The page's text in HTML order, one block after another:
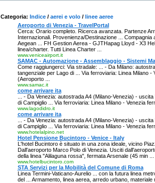
Categoria: Indice / aerei e volo / linee aeree
Aeroporto di Venezia - TravelPortal
Cerca: Orario completo. Ricerca avanzata. Partenze
Internazionali. Provenienza/Destinazione ... Compagnia
Aegean ... FH Gestion Aerea - GJTHapag Lloyd - X3
linea/charter. Tutti Linea Charter ...
www.veniceairport.it
SAMAC - Automazione - Assemblaggio - Sistemi
Come raggiungerci: Via stradale: ... - Da Milano:
tangenziale per Lago di ... Via ferroviaria: Linea Milano
(Aeroporto ...
www.samac.it
come arrivare ita
... - Da Venezia: autostrada A4 (Milano-Venezia) -
di Campiglio ... Via ferroviaria: Linea Milano - Venezia
www.lagodidro.it
come arrivare ita
... - Da Venezia: autostrada A4 (Milano-Venezia) -
di Campiglio ... Via ferroviaria: Linea Milano - Venezia
www.hotelalpino.net
Hotel Pensione Bucintoro - Venice - Italy
L'hotel Bucintoro è situato in una zona ideale, vicino
Dall'aeroporto Marco Polo di Venezia. Usciti
della linea "Alilaguna rossa", fermata Arsenale (45 min ...
www.hotelbucintoro.com
STA Servizi per la Mobilità del Comune di Roma
Linea Termini-Vaticano-Aurelio ... con la futura linea
del ... Armamento, linea aerea, arredo urbano,